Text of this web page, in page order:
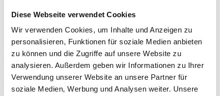
Diese Webseite verwendet Cookies
Wir verwenden Cookies, um Inhalte und Anzeigen zu
personalisieren, Funktionen für soziale Medien anbieten
zu können und die Zugriffe auf unsere Website zu
analysieren. Außerdem geben wir Informationen zu Ihrer
Verwendung unserer Website an unsere Partner für
soziale Medien, Werbung und Analysen weiter. Unsere
alles, was meine Frau tut, einschließlich Wasser holen,
Brennholz sammeln und Kochen." Die Kaffeefarm ist
bei Aster also Familiensache. Der ganze Haushalt hilft.
Neben ihrem Mann unterstützt auch ihr Onkel Adissu.
Auch die Kinder Kassahun und Engabu machen in ihrer
Freizeit nach der Schule schon mal mit. Dass die
beiden jetzt zur Schule gehen können, liegt auch am